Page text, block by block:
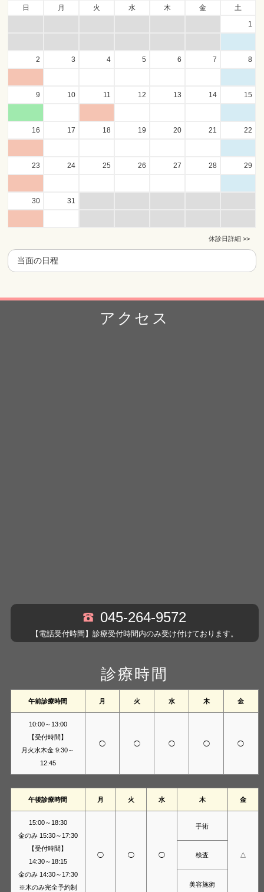
日 月 火 水 木 金
土
1
2 3 4 5 6 7 8
9 10 11 12 13 14 15
16 17 18 19 20 21 22
23 24 25 26 27 28 29
30 31
休診日詳細 >>
当面の日程
アクセス
045-264-9572
【電話受付時間】診療受付時間内のみ受け付けております。
診療時間
午前診療時間 月 火 水 木 金
10:00～13:00
【受付時間】
月火水木金 9:30～
12:45
◯ ◯ ◯ ◯ ◯
午後診療時間 月 火 水 木 金
15:00～18:30
金のみ 15:30～17:30
【受付時間】
14:30～18:15
金のみ 14:30～17:30
※木のみ完全予約制
◯ ◯ ◯
手術
△
検査
美容施術